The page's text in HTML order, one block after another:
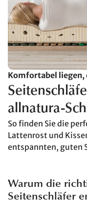
Komfortabel liegen,
allnatura-
So finden Sie die
Lattenrost und
entspannten, guten
Warum die
Seitenschläfer